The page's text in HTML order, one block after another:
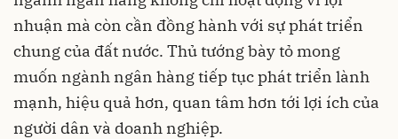
nhuận mà còn cần đồng hành với sự phát triển
chung của đất nước. Thủ tướng bày tỏ mong
muốn ngành ngân hàng tiếp tục phát triển lành
mạnh, hiệu quả hơn, quan tâm hơn tới lợi ích của
người dân và doanh nghiệp.